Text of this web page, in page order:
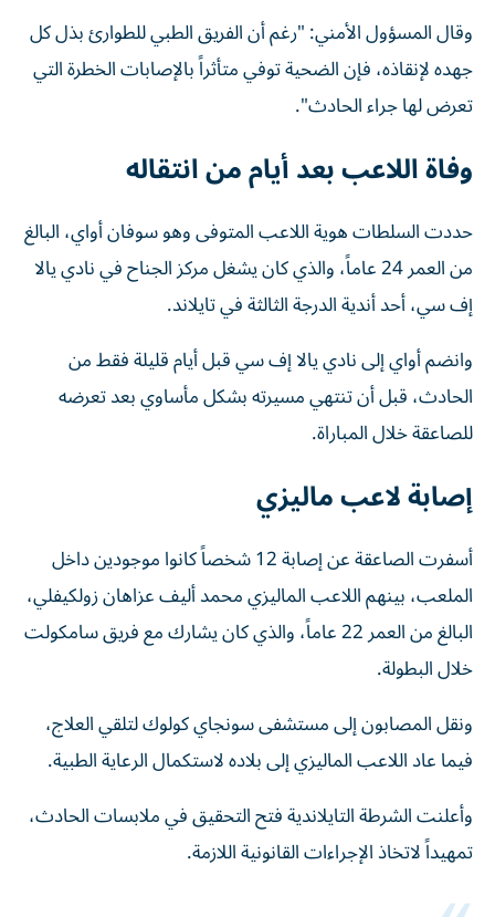
وقال المسؤول الأمني: "رغم أن الفريق الطبي للطوارئ بذل كل
جهده لإنقاذه، فإن الضحية توفي متأثراً بالإصابات الخطرة التي
تعرض لها جراء الحادث".
وفاة اللاعب بعد أيام من انتقاله
حددت السلطات هوية اللاعب المتوفى وهو سوفان أواي، البالغ
من العمر 24 عاماً، والذي كان يشغل مركز الجناح في نادي يالا
إف سي، أحد أندية الدرجة الثالثة في تايلاند.
وانضم أواي إلى نادي يالا إف سي قبل أيام قليلة فقط من
الحادث، قبل أن تنتهي مسيرته بشكل مأساوي بعد تعرضه
للصاعقة خلال المباراة.
إصابة لاعب ماليزي
أسفرت الصاعقة عن إصابة 12 شخصاً كانوا موجودين داخل
الملعب، بينهم اللاعب الماليزي محمد أليف عزاهان زولكيفلي،
البالغ من العمر 22 عاماً، والذي كان يشارك مع فريق سامكولت
خلال البطولة.
ونقل المصابون إلى مستشفى سونجاي كولوك لتلقي العلاج،
فيما عاد اللاعب الماليزي إلى بلاده لاستكمال الرعاية الطبية.
وأعلنت الشرطة التايلاندية فتح التحقيق في ملابسات الحادث،
تمهيداً لاتخاذ الإجراءات القانونية اللازمة.